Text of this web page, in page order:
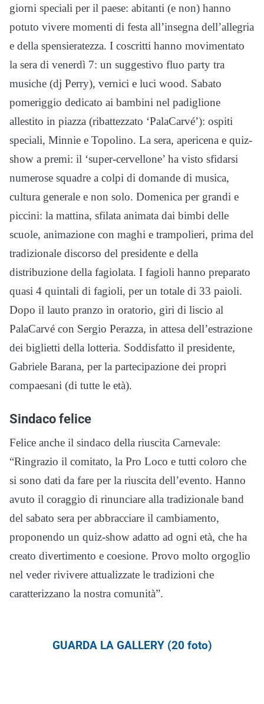
giorni speciali per il paese: abitanti (e non) hanno
potuto vivere momenti di festa all’insegna dell’allegria
e della spensieratezza. I coscritti hanno movimentato
la sera di venerdì 7: un suggestivo fluo party tra
musiche (dj Perry), vernici e luci wood. Sabato
pomeriggio dedicato ai bambini nel padiglione
allestito in piazza (ribattezzato ‘PalaCarvé’): ospiti
speciali, Minnie e Topolino. La sera, apericena e quiz-
show a premi: il ‘super-cervellone’ ha visto sfidarsi
numerose squadre a colpi di domande di musica,
cultura generale e non solo. Domenica per grandi e
piccini: la mattina, sfilata animata dai bimbi delle
scuole, animazione con maghi e trampolieri, prima del
tradizionale discorso del presidente e della
distribuzione della fagiolata. I fagioli hanno preparato
quasi 4 quintali di fagioli, per un totale di 33 paioli.
Dopo il lauto pranzo in oratorio, giri di liscio al
PalaCarvé con Sergio Perazza, in attesa dell’estrazione
dei biglietti della lotteria. Soddisfatto il presidente,
Gabriele Barana, per la partecipazione dei propri
compaesani (di tutte le età).
Sindaco felice
Felice anche il sindaco della riuscita Carnevale:
“Ringrazio il comitato, la Pro Loco e tutti coloro che
si sono dati da fare per la riuscita dell’evento. Hanno
avuto il coraggio di rinunciare alla tradizionale band
del sabato sera per abbracciare il cambiamento,
proponendo un quiz-show adatto ad ogni età, che ha
creato divertimento e coesione. Provo molto orgoglio
nel veder rivivere attualizzate le tradizioni che
caratterizzano la nostra comunità”.
GUARDA LA GALLERY (20 foto)